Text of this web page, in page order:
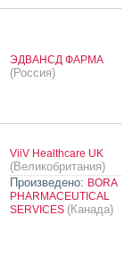
ЭДВАНСД ФАРМА
(Россия)
ViiV Healthcare UK
(Великобритания)
Произведено: BORA
PHARMACEUTICAL
SERVICES (Канада)